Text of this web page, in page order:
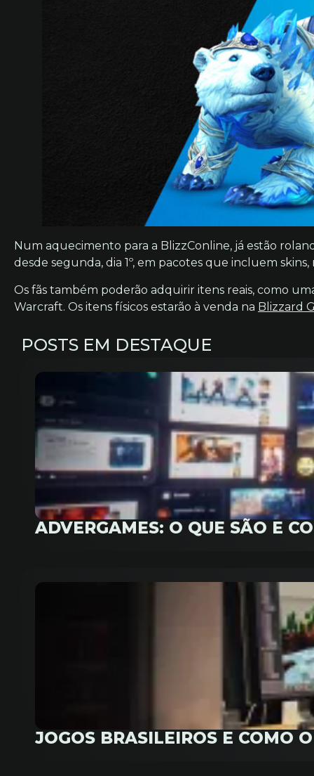
Num aquecimento para a BlizzConline, já estão
desde segunda, dia 1º, em pacotes que incluem
Os fãs também poderão adquirir itens reais, como
Warcraft. Os itens físicos estarão à venda na Blizzard
POSTS EM DESTAQUE
ADVERGAMES: O QUE SÃO E
JOGOS BRASILEIROS E COMO